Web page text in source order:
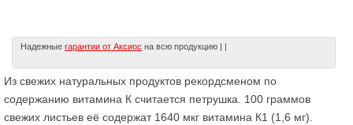
Надежные гарантии от Аксиос на всю продукцию | |
Из свежих натуральных продуктов рекордсменом по
содержанию витамина К считается петрушка. 100 граммов
свежих листьев её содержат 1640 мкг витамина К1 (1,6 мг).